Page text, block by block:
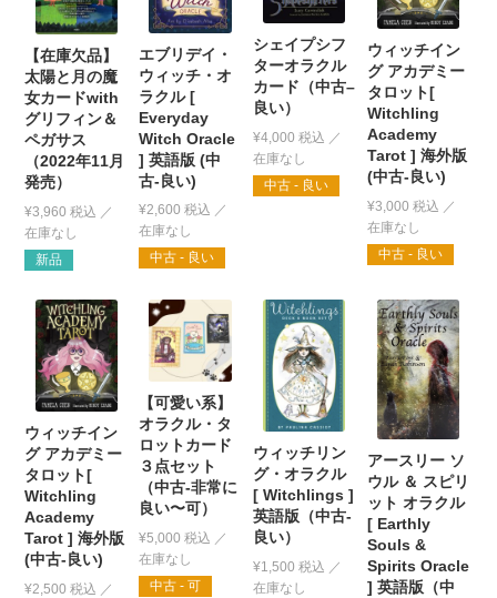
【在庫欠品】
太陽と月の魔
女カードwith
グリフィン＆
ペガサス
（2022年11月
発売）
¥3,960 税込
新品
エブリデイ・
ウィッチ・オ
ラクル [
Everyday
Witch Oracle
] 英語版 (中
古-良い)
¥2,600 税込
中古 - 良い
シェイプシフ
ターオラクル
カード（中古–
良い）
¥4,000 税込
中古 - 良い
ウィッチイン
グ アカデミー
タロット[
Witchling
Academy
Tarot ] 海外版
(中古-良い)
¥3,000 税込
中古 - 良い
ウィッチイン
グ アカデミー
タロット[
Witchling
Academy
Tarot ] 海外版
(中古-良い)
¥2,500 税込
【可愛い系】
オラクル・タ
ロットカード
３点セット
（中古-非常に
良い〜可）
¥5,000 税込
中古 - 可
ウィッチリン
グ・オラクル
[ Witchlings ]
英語版（中古-
良い）
¥1,500 税込
アースリー ソ
ウル ＆ スピリ
ット オラクル
[ Earthly
Souls &
Spirits Oracle
] 英語版（中